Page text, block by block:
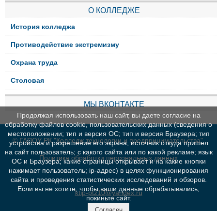
О КОЛЛЕДЖЕ
История колледжа
Противодействие экстремизму
Охрана труда
Столовая
МЫ ВКОНТАКТЕ
© ГАПОУ РК "Колледж технологии и предпринимательства"
Политика обработки персональных данных
ktip-ptz10@yandex.ru
Продолжая использовать наш сайт, вы даете согласие на
обработку файлов cookie, пользовательских данных (сведения о
местоположении; тип и версия ОС; тип и версия Браузера; тип
устройства и разрешение его экрана; источник откуда пришел
на сайт пользователь; с какого сайта или по какой рекламе; язык
ОС и Браузера; какие страницы открывает и на какие кнопки
нажимает пользователь; ip-адрес) в целях функционирования
сайта и проведения статистических исследований и обзоров.
Если вы не хотите, чтобы ваши данные обрабатывались,
покиньте сайт.